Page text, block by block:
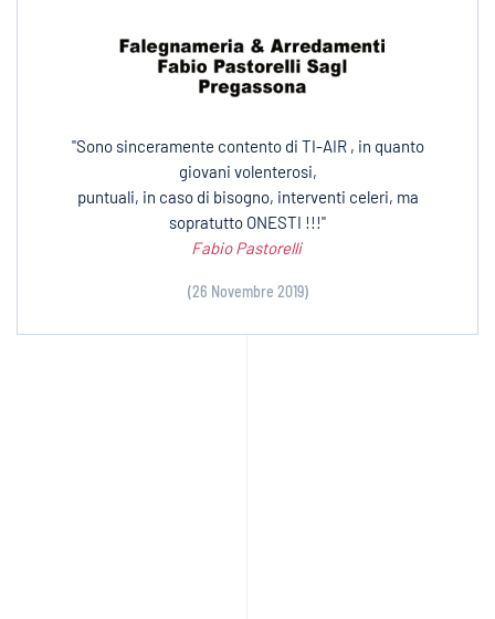
"Sono sinceramente contento di TI-AIR , in quanto
giovani volenterosi,
puntuali, in caso di bisogno, interventi celeri, ma
sopratutto ONESTI !!!"
Fabio Pastorelli
(26 Novembre 2019)